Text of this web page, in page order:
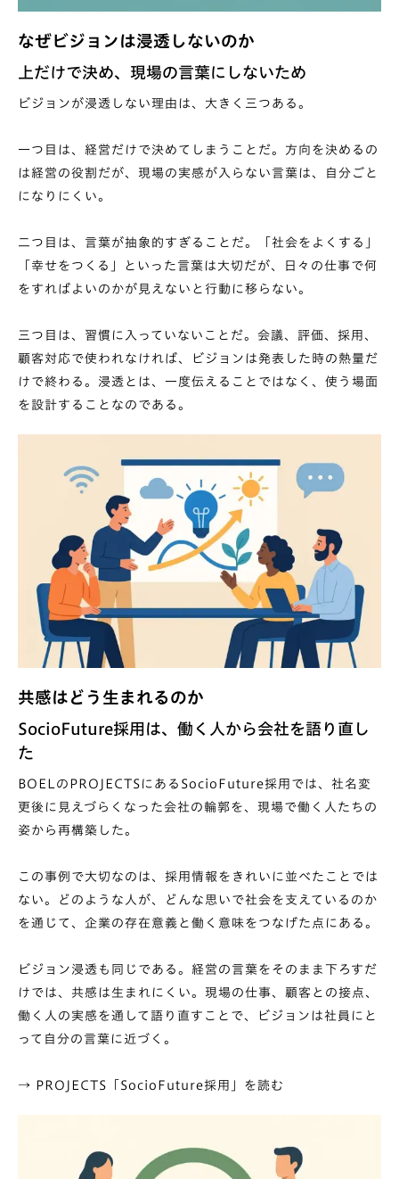
なぜビジョンは浸透しないのか
上だけで決め、現場の言葉にしないため
ビジョンが浸透しない理由は、大きく三つある。
一つ目は、経営だけで決めてしまうことだ。方向を決めるの
は経営の役割だが、現場の実感が入らない言葉は、自分ごと
になりにくい。
二つ目は、言葉が抽象的すぎることだ。「社会をよくする」
「幸せをつくる」といった言葉は大切だが、日々の仕事で何
をすればよいのかが見えないと行動に移らない。
三つ目は、習慣に入っていないことだ。会議、評価、採用、
顧客対応で使われなければ、ビジョンは発表した時の熱量だ
けで終わる。浸透とは、一度伝えることではなく、使う場面
を設計することなのである。
共感はどう生まれるのか
SocioFuture採用は、働く人から会社を語り直し
た
BOELのPROJECTSにあるSocioFuture採用では、社名変
更後に見えづらくなった会社の輪郭を、現場で働く人たちの
姿から再構築した。
この事例で大切なのは、採用情報をきれいに並べたことでは
ない。どのような人が、どんな思いで社会を支えているのか
を通じて、企業の存在意義と働く意味をつなげた点にある。
ビジョン浸透も同じである。経営の言葉をそのまま下ろすだ
けでは、共感は生まれにくい。現場の仕事、顧客との接点、
働く人の実感を通して語り直すことで、ビジョンは社員にと
って自分の言葉に近づく。
→ PROJECTS「SocioFuture採用」を読む